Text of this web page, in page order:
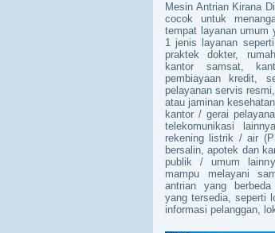
Mesin Antrian Kirana
cocok untuk
tempat layanan umum
1 jenis layanan
praktek dokter,
kantor samsat,
pembiayaan kredit,
pelayanan servis
atau jaminan
kantor / gerai
telekomunikasi
rekening listrik / air
bersalin, apotek dan
publik / umum
mampu melayani
antrian yang
yang tersedia, seperti
informasi pelanggan,